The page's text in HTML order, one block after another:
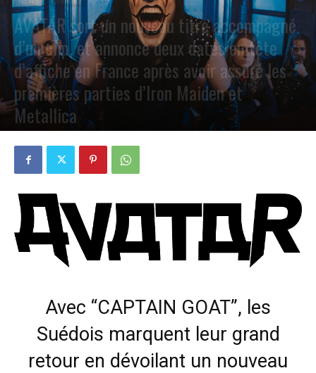
AVATAR sort un nouveau titre accompagné
d’un clip, et annonce deux dates en tête
d’affiche en France après avoir assuré les
premières parties d’Iron Maiden et
Metallica
Avec “CAPTAIN GOAT”, les
Suédois marquent leur grand
retour en dévoilant un nouveau